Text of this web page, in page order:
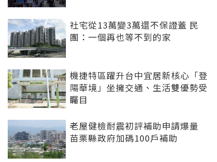
社宅從13萬變3萬還不保證蓋 民
團：一個再也等不到的家
機捷特區躍升台中宜居新核心「登
陽華境」坐擁交通、生活雙優勢受
矚目
老屋健檢耐震初評補助申請爆量
苗栗縣政府加碼100戶補助